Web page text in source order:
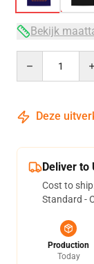
Bekijk
Deze
Deliver to
Cost to
Standard -
Production
Today